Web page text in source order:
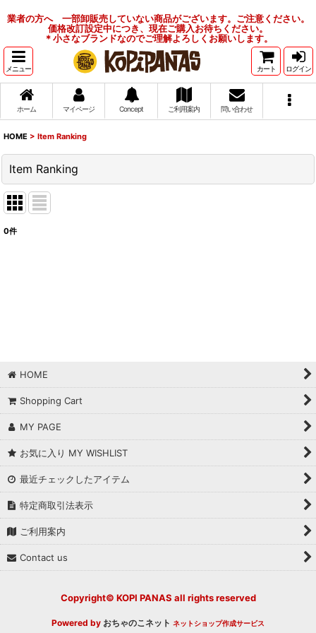
業者の方へ 一部卸販売していない商品がございます。ご注意ください。
価格改訂設定中につき、現在ご購入お待ちください。
＊小さなブランドなのでご理解よろしくお願いします。
メニュー カート ログイン
ホーム マイページ Concept ご利用案内 問い合わせ
HOME > Item Ranking
Item Ranking
0件
HOME
Shopping Cart
MY PAGE
お気に入り MY WISHLIST
最近チェックしたアイテム
特定商取引法表示
ご利用案内
Contact us
Copyright© KOPI PANAS all rights reserved
Powered by おちゃのこネット ネットショップ作成サービス